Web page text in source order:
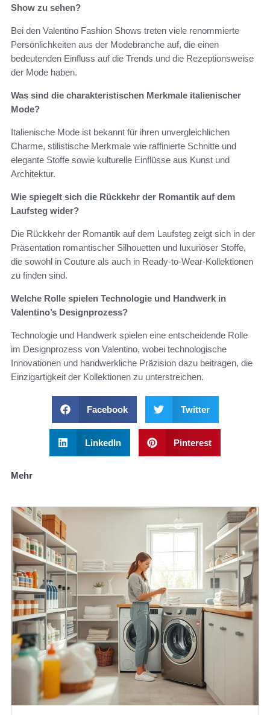
Show zu sehen?
Bei den Valentino Fashion Shows treten viele renommierte
Persönlichkeiten aus der Modebranche auf, die einen
bedeutenden Einfluss auf die Trends und die Rezeptionsweise
der Mode haben.
Was sind die charakteristischen Merkmale italienischer
Mode?
Italienische Mode ist bekannt für ihren unvergleichlichen
Charme, stilistische Merkmale wie raffinierte Schnitte und
elegante Stoffe sowie kulturelle Einflüsse aus Kunst und
Architektur.
Wie spiegelt sich die Rückkehr der Romantik auf dem
Laufsteg wider?
Die Rückkehr der Romantik auf dem Laufsteg zeigt sich in der
Präsentation romantischer Silhouetten und luxuriöser Stoffe,
die sowohl in Couture als auch in Ready-to-Wear-Kollektionen
zu finden sind.
Welche Rolle spielen Technologie und Handwerk in
Valentino’s Designprozess?
Technologie und Handwerk spielen eine entscheidende Rolle
im Designprozess von Valentino, wobei technologische
Innovationen und handwerkliche Präzision dazu beitragen, die
Einzigartigkeit der Kollektionen zu unterstreichen.
Facebook Twitter
LinkedIn Pinterest
Mehr